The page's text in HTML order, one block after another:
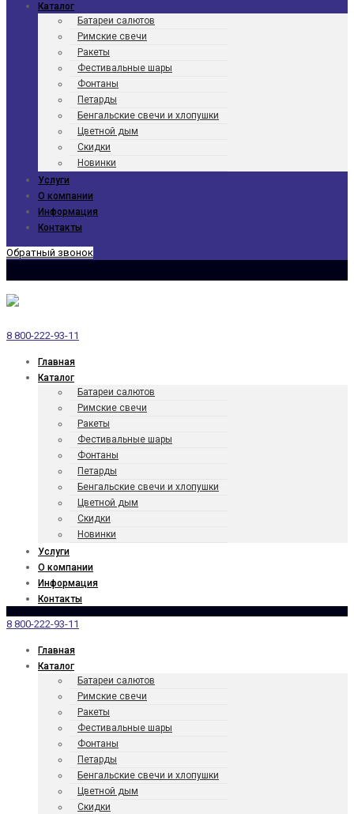
Каталог
Батареи салютов
Римские свечи
Ракеты
Фести­валь­ные шары
Фонтаны
Петарды
Бенгаль­ские свечи и хлопушки
Цветной дым
Скидки
Новинки
Услуги
О компании
Информация
Контакты
Обратный звонок
8 800-222-93-11
Главная
Каталог
Батареи салютов
Римские свечи
Ракеты
Фести­валь­ные шары
Фонтаны
Петарды
Бенгаль­ские свечи и хлопушки
Цветной дым
Скидки
Новинки
Услуги
О компании
Информация
Контакты
8 800-222-93-11
Главная
Каталог
Батареи салютов
Римские свечи
Ракеты
Фести­валь­ные шары
Фонтаны
Петарды
Бенгаль­ские свечи и хлопушки
Цветной дым
Скидки